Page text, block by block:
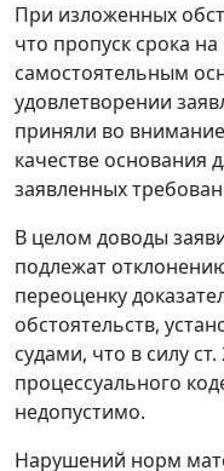
При изложенных
что пропуск срока
самостоятельным
удовлетворении
приняли во
качестве основания
заявленных
В целом доводы
подлежат
переоценку
обстоятельств,
судами, что в силу
процессуального
недопустимо.
Нарушений норм